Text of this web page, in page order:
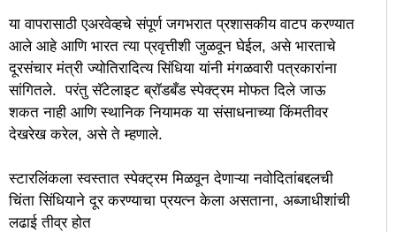
या वापरासाठी एअरवेव्हचे संपूर्ण जगभरात प्रशासकीय वाटप करण्यात
आले आहे आणि भारत त्या प्रवृत्तीशी जुळवून घेईल, असे भारताचे
दूरसंचार मंत्री ज्योतिरादित्य सिंधिया यांनी मंगळवारी पत्रकारांना
सांगितले. परंतु सॅटेलाइट ब्रॉडबँड स्पेक्ट्रम मोफत दिले जाऊ
शकत नाही आणि स्थानिक नियामक या संसाधनाच्या किंमतीवर
देखरेख करेल, असे ते म्हणाले.
स्टारलिंकला स्वस्तात स्पेक्ट्रम मिळवून देणाऱ्या नवोदितांबद्दलची
चिंता सिंधियाने दूर करण्याचा प्रयत्न केला असताना, अब्जाधीशांची
लढाई तीव्र होत